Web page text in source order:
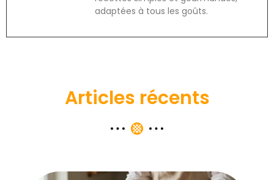
adaptées à tous les goûts.
Articles récents